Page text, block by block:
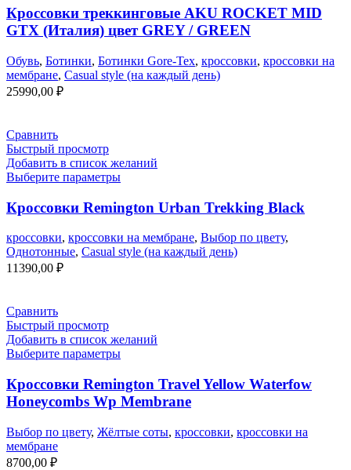
Кроссовки треккинговые AKU ROCKET MID
GTX (Италия) цвет GREY / GREEN
Обувь, Ботинки, Ботинки Gore-Tex, кроссовки, кроссовки на
мембране, Casual style (на каждый день)
25990,00 ₽
Сравнить
Быстрый просмотр
Добавить в список желаний
Выберите параметры
Кроссовки Remington Urban Trekking Black
кроссовки, кроссовки на мембране, Выбор по цвету,
Однотонные, Casual style (на каждый день)
11390,00 ₽
Сравнить
Быстрый просмотр
Добавить в список желаний
Выберите параметры
Кроссовки Remington Travel Yellow Waterfow
Honeycombs Wp Membrane
Выбор по цвету, Жёлтые соты, кроссовки, кроссовки на
мембране
8700,00 ₽